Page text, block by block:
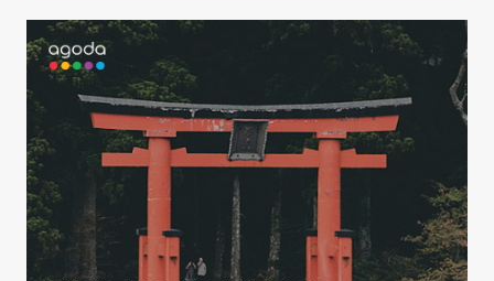
HAKKAI)
ซากุระ
เดือน
เมษายน